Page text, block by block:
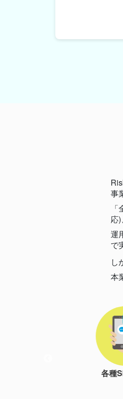
事
応
運
で
し
本
運用